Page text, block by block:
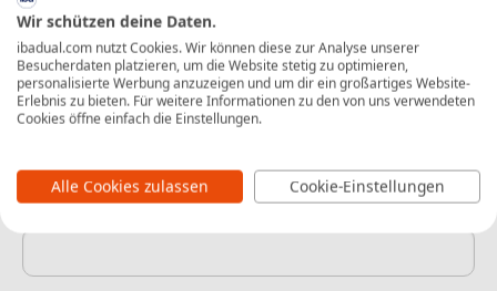
Jetzt kostenlos für diese Veranstaltung
anmelden
Vorname*
Wir schützen deine Daten.
ibadual.com nutzt Cookies. Wir können diese zur Analyse unserer
Besucherdaten platzieren, um die Website stetig zu optimieren,
personalisierte Werbung anzuzeigen und um dir ein großartiges Website-
Erlebnis zu bieten. Für weitere Informationen zu den von uns verwendeten
Cookies öffne einfach die Einstellungen.
Alle Cookies zulassen Cookie-Einstellungen